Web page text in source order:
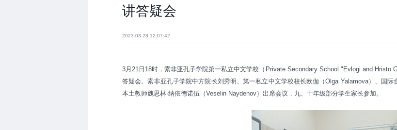
讲答疑会
2023-03-28 12:07:42
3月21日18时，索非亚孔子学院第一私立中文学校（Private Secondary School "Evlogi and Hristo
答疑会。索非亚孔子学院中方院长刘秀明、第一私立中文学校校长欧伽（Olga Yalamova）、国
本土教师魏思林·纳依德诺伍（Veselin Naydenov）出席会议，九、十年级部分学生家长参加。